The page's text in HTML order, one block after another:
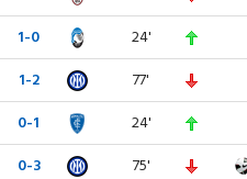
1-0 24'
1-2 77'
0-1 24'
0-3 75'